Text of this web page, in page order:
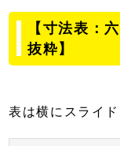
【寸法表：
抜粋】
表は横にスライ